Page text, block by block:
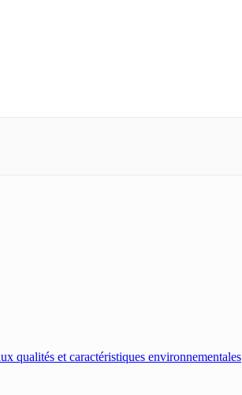
qualités et caractéristiques environnementales